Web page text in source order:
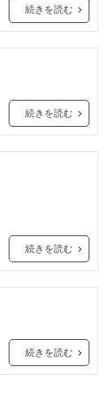
続きを読む
続きを読む
続きを読む
続きを読む